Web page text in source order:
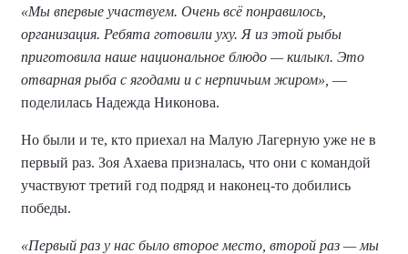
«Мы впервые участвуем. Очень всё понравилось,
организация. Ребята готовили уху. Я из этой рыбы
приготовила наше национальное блюдо — килыкл. Это
отварная рыба с ягодами и с нерпичьим жиром», —
поделилась Надежда Никонова.
Но были и те, кто приехал на Малую Лагерную уже не в
первый раз. Зоя Ахаева призналась, что они с командой
участвуют третий год подряд и наконец-то добились
победы.
«Первый раз у нас было второе место, второй раз — мы